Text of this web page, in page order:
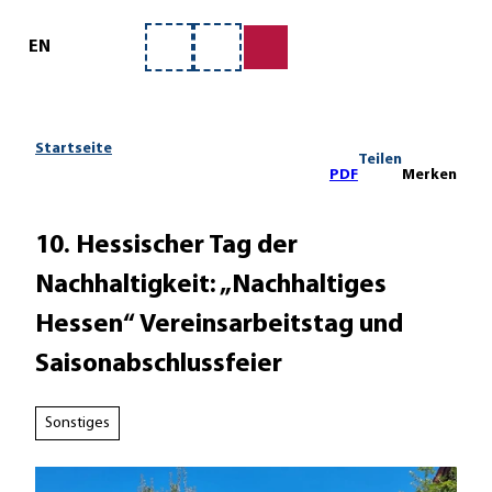
EN
Merkzettel
Suche
Startseite
PDF
Teilen
Merken
10. Hessischer Tag der
Nachhaltigkeit: „Nachhaltiges
Hessen“ Vereinsarbeitstag und
Saisonabschlussfeier
Sonstiges